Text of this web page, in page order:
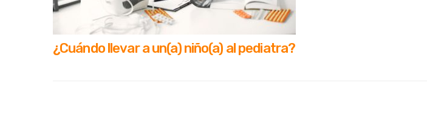
¿Cuándo llevar a un(a) niño(a) al pediatra?